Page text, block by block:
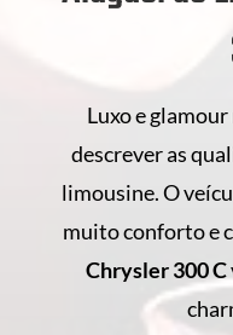
Luxo e
descrever as
limousine. O
muito conforto e
Chrysler 300 C